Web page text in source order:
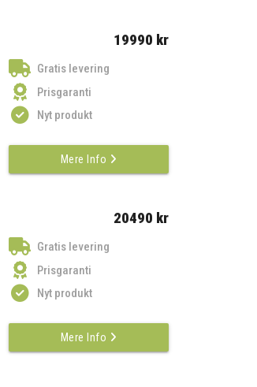
19990 kr
Gratis levering
Prisgaranti
Nyt produkt
Mere Info
20490 kr
Gratis levering
Prisgaranti
Nyt produkt
Mere Info